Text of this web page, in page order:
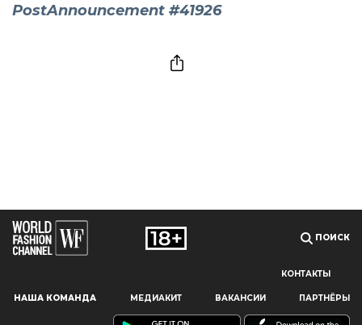
Наш сайт использует файлы cookie и похожие технологии,
PostAnnouncement #41926
ПОИСК
КОНТАКТЫ
НАША КОМАНДА МЕДИАКИТ ВАКАНСИИ ПАРТНЁРЫ